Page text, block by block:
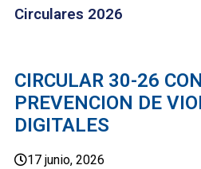
Circulares 2026
CIRCULAR 30-26
PREVENCION DE
DIGITALES
17 junio, 2026